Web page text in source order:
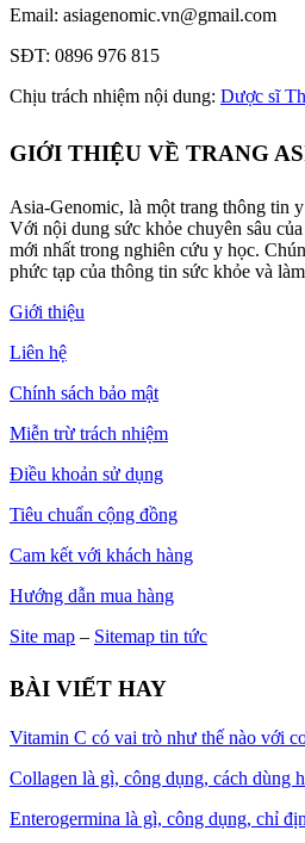
Email: asiagenomic.vn@gmail.com
SĐT: 0896 976 815
Chịu trách nhiệm nội dung: Dược sĩ
GIỚI THIỆU VỀ TRANG
Asia-Genomic, là một trang thông tin
Với nội dung sức khỏe chuyên sâu
mới nhất trong nghiên cứu y học.
phức tạp của thông tin sức khỏe và
Giới thiệu
Liên hệ
Chính sách bảo mật
Miễn trừ trách nhiệm
Điều khoản sử dụng
Tiêu chuẩn cộng đồng
Cam kết với khách hàng
Hướng dẫn mua hàng
Site map – Sitemap tin tức
BÀI VIẾT HAY
Vitamin C có vai trò như thế nào với
Collagen là gì, công dụng, cách dùng
Enterogermina là gì, công dụng, chỉ